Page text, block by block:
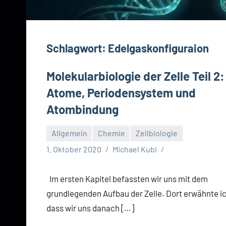
Schlagwort: Edelgaskonfiguraion
Molekularbiologie der Zelle Teil 2:
Atome, Periodensystem und
Atombindung
Allgemein Chemie
Zellbiologie
1. Oktober 2020
Michael Kubi
Im ersten Kapitel befassten wir uns mit dem
grundlegenden Aufbau der Zelle. Dort erwähnte
dass wir uns danach […]